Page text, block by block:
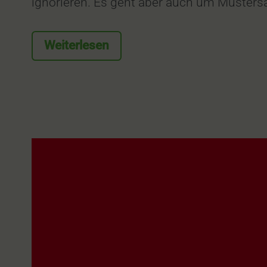
Weiterlesen